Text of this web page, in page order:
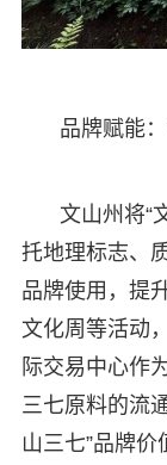
品牌赋能
文山州将“
托地理标志、
品牌使用，提
文化周等活动
际交易中心作
三七原料的流
山三七”品牌